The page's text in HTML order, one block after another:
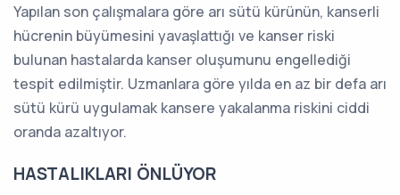
Yapılan son çalışmalara göre arı sütü kürünün, kanserli
hücrenin büyümesini yavaşlattığı ve kanser riski
bulunan hastalarda kanser oluşumunu engellediği
tespit edilmiştir. Uzmanlara göre yılda en az bir defa arı
sütü kürü uygulamak kansere yakalanma riskini ciddi
oranda azaltıyor.
HASTALIKLARI ÖNLÜYOR